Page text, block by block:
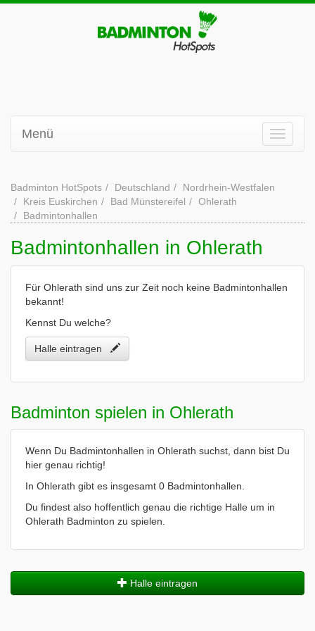
Menü
Badminton HotSpots Deutschland
Nordrhein-Westfalen
Kreis Euskirchen
Bad Münstereifel
Ohlerath
Badmintonhallen
Badmintonhallen in Ohlerath
Für Ohlerath sind uns zur Zeit noch keine Badmintonhallen
bekannt!
Kennst Du welche?
Halle eintragen
Badminton spielen in Ohlerath
Wenn Du Badmintonhallen in Ohlerath suchst, dann bist Du
hier genau richtig!
In Ohlerath gibt es insgesamt 0 Badmintonhallen.
Du findest also hoffentlich genau die richtige Halle um in
Ohlerath Badminton zu spielen.
Halle eintragen